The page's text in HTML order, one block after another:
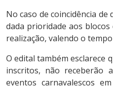
No caso de coincidência
dada prioridade aos
realização, valendo o
O edital também esclarece
inscritos, não receberão
eventos carnavalescos